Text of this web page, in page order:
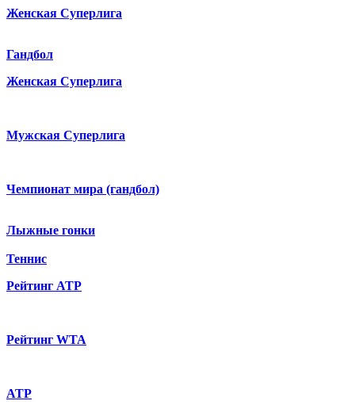
Женская Суперлига
Гандбол
Женская Суперлига
Мужская Суперлига
Чемпионат мира (гандбол)
Лыжные гонки
Теннис
Рейтинг ATP
Рейтинг WTA
ATP